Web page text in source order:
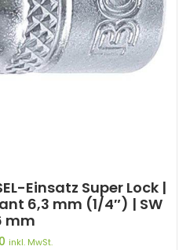
Einsatz Super Lock |
6,3 mm (1/4″) | SW
mm
inkl. MwSt.